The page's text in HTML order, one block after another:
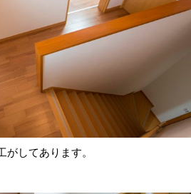
してあります。